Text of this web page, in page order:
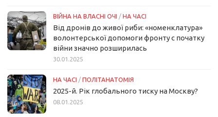
ВІЙНА НА ВЛАСНІ ОЧІ / НА ЧАСІ
Від дронів до живої риби: «номенклатура»
волонтерської допомоги фронту с початку
війни значно розширилась
30.01.2025
НА ЧАСІ / ПОЛІТАНАТОМІЯ
2025-й. Рік глобального тиску на Москву?
08.01.2025